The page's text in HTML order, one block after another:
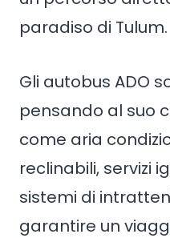
paradiso di Tulum.
Gli autobus ADO
pensando al suo
come aria
reclinabili, servizi
sistemi di
garantire un